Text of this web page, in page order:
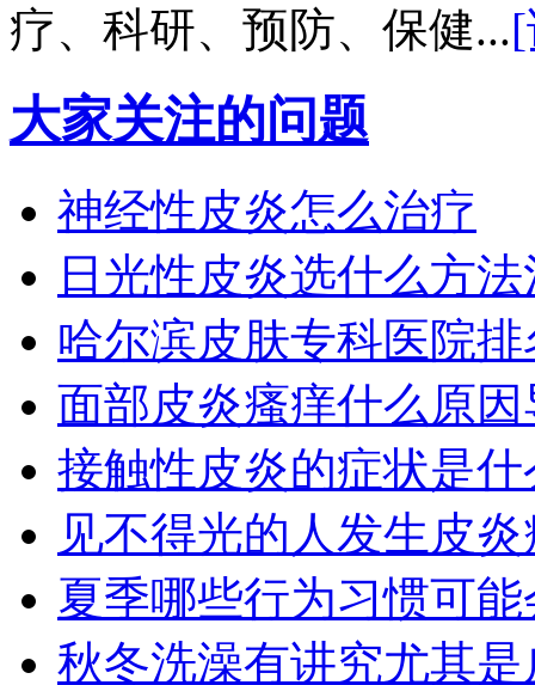
疗、科研、预防、保健...
大家关注的问题
神经性皮炎怎么治疗
日光性皮炎选什么方
哈尔滨皮肤专科医院排
面部皮炎瘙痒什么原因
接触性皮炎的症状是
见不得光的人发生皮
夏季哪些行为习惯可
秋冬洗澡有讲究尤其